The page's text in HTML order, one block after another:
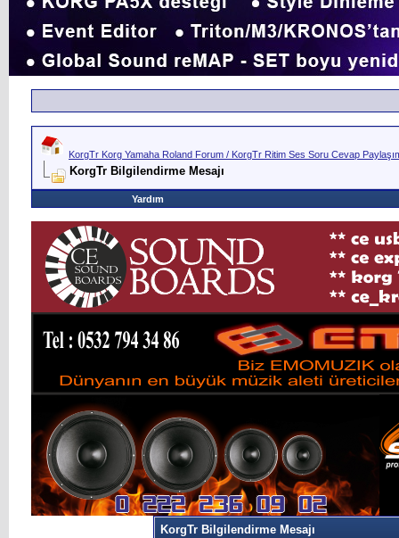
KorgTr Korg Yamaha Roland Forum / KorgTr Ritim Ses Soru Cevap
KorgTr Bilgilendirme Mesajı
Yardım
KorgTr Bilgilendirme Mesajı